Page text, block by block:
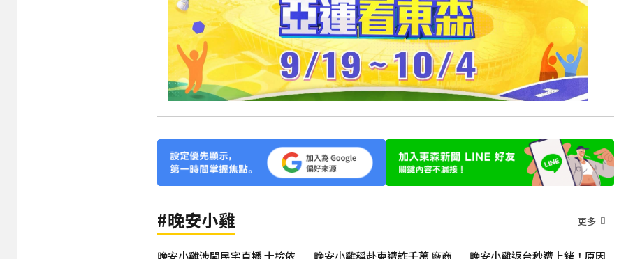
#晚安小雞 更多
晚安小雞涉闖民宅直播 士檢依
晚安小雞稱赴柬遭詐千萬 廠商
晚安小雞返台秒遭上銬！原因